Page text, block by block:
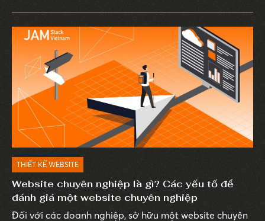
THIẾT KẾ WEBSITE
Website chuyên nghiệp là gì? Các yếu tố để
đánh giá một website chuyên nghiệp
Đối với các doanh nghiệp, sở hữu một website chuyên